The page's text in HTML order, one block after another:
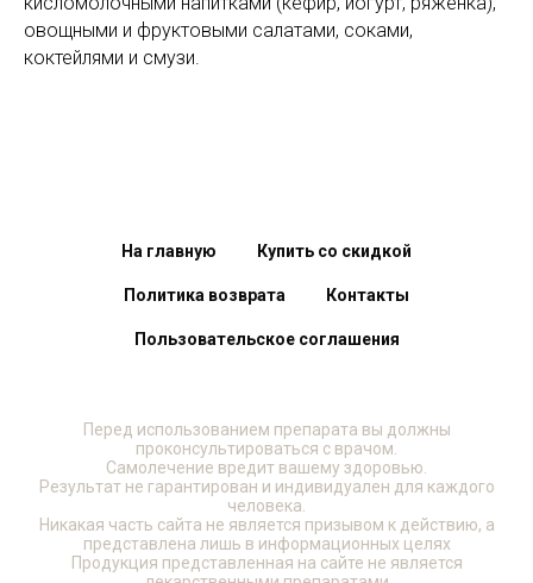
овощными и фруктовыми салатами, соками,
коктейлями и смузи.
На главную Купить со скидкой
Политика возврата Контакты
Пользовательское соглашения
Перед использованием препарата вы должны
проконсультироваться с врачом.
Самолечение вредит вашему здоровью.
Результат не гарантирован и индивидуален для каждого
человека.
Никакая часть сайта не является призывом к действию, а
представлена лишь в информационных целях
Продукция представленная на сайте не является